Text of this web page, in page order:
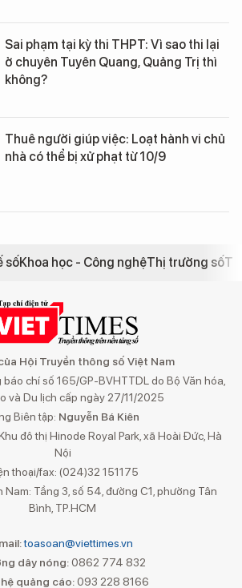
Sai phạm tại kỳ thi THPT: Vì sao thi lại
ở chuyên Tuyên Quang, Quảng Trị thì
không?
Thuê người giúp việc: Loạt hành vi chủ
nhà có thể bị xử phạt từ 10/9
sốKhoa học - Công nghệThị trường số
Hội Truyền thông số Việt Nam
chí số 165/GP-BVHTTDL do Bộ Văn hóa,
và Du lịch cấp ngày 27/11/2025
Biên tập: Nguyễn Bá Kiên
đô thị Hinode Royal Park, xã Hoài Đức, Hà
Nội
thoại/fax: (024)32 151175
Nam: Tầng 3, số 54, đường C1, phường Tân
Bình, TP.HCM
toasoan@viettimes.vn
dây nóng: 0862 774 832
quảng cáo:093 228 8166